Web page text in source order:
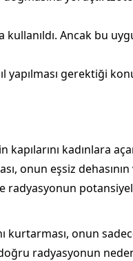
Ancak bu
yapılması gerektiği
kapılarını kadınlara
onun eşsiz
radyasyonun
kurtarması, onun
radyasyonun